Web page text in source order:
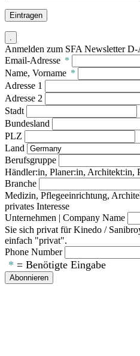
Eintragen
Anmelden zum SFA Newsletter
Email-Adresse *
Name, Vorname *
Adresse 1
Adresse 2
Stadt
Bundesland
PLZ
Land
Berufsgruppe
Händler:in, Planer:in, Architekt:in,
Branche
Medizin, Pflegeeinrichtung,
privates Interesse
Unternehmen | Company Name
Sie sich privat für Kinedo /
einfach "privat".
Phone Number
* = Benötigte Eingabe